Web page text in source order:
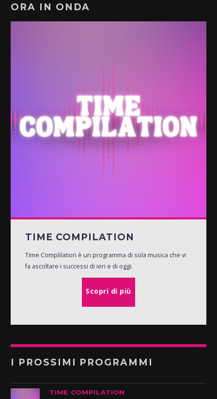
ORA IN ONDA
TIME COMPILATION
Time Complilation è un programma di sola musica che vi
fa ascoltare i successi di ieri e di oggi.
Scopri di più
I PROSSIMI PROGRAMMI
TIME COMPILATION